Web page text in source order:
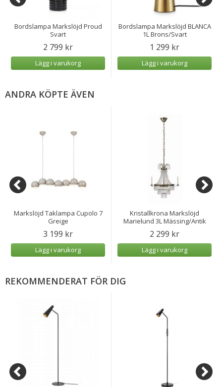
Bordslampa Markslöjd Proud
Svart
2 799 kr
Lägg i varukorg
Bordslampa Markslöjd BLANCA
1L Brons/Svart
1 299 kr
Lägg i varukorg
ANDRA KÖPTE ÄVEN
Markslöjd Taklampa Cupolo 7
Greige
3 199 kr
Lägg i varukorg
Kristallkrona Markslöjd
Marielund 3L Mässing/Antik
2 299 kr
Lägg i varukorg
REKOMMENDERAT FÖR DIG